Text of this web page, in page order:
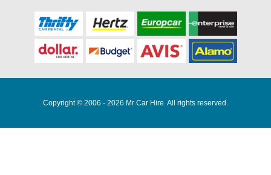
Copyright © 2006 - 2026 Mr Car Hire. All rights reserved.